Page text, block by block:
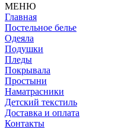
МЕНЮ
Главная
Постельное белье
Одеяла
Подушки
Пледы
Покрывала
Простыни
Наматрасники
Детский текстиль
Доставка и оплата
Контакты